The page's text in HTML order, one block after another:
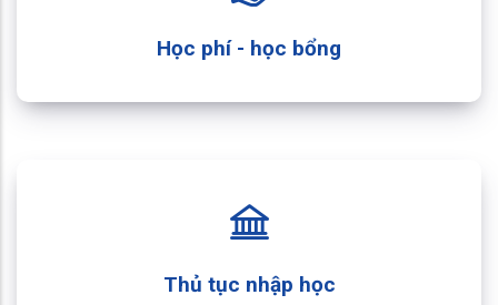
Học phí - học bổng
Thủ tục nhập học